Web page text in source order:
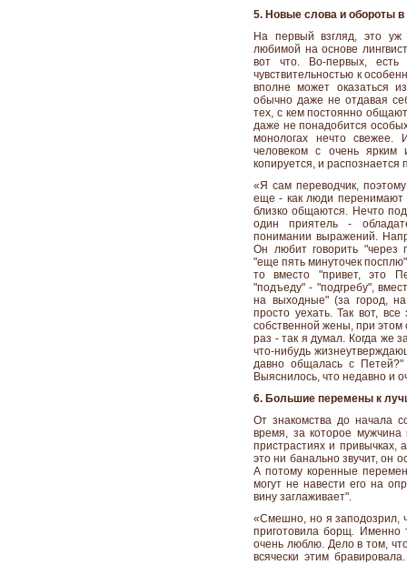
5. Новые слова и обороты в
На первый взгляд, это уж
любимой на основе
вот что. Во-первых, есть
чувствительностью к
вполне может оказаться
обычно даже не отдавая
тех, с кем постоянно
даже не понадобится
монологах нечто свежее.
человеком с очень
копируется, и
«Я сам переводчик,
еще - как люди перенимают
близко общаются. Нечто
один приятель -
понимании выражений.
Он любит говорить "через
"еще пять минуточек
то вместо "привет, это
"подъеду" - "подгребу",
на выходные" (за город,
просто уехать. Так вот,
собственной жены, при
раз - так я думал. Когда же
что-нибудь
давно общалась с
Выяснилось, что недавно и
6. Большие перемены к
От знакомства до начала
время, за которое мужчина
пристрастиях и привычках,
это ни банально звучит, он
А потому коренные
могут не навести его на
вину заглаживает".
«Смешно, но я заподозрил,
приготовила борщ. Именно
очень люблю. Дело в том,
всячески этим